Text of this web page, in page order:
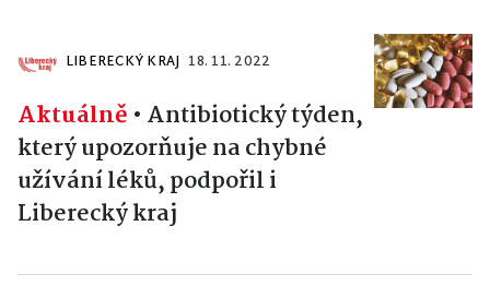
LIBERECKÝ KRAJ 18. 11. 2022
Aktuálně • Antibiotický týden,
který upozorňuje na chybné
užívání léků, podpořil i
Liberecký kraj